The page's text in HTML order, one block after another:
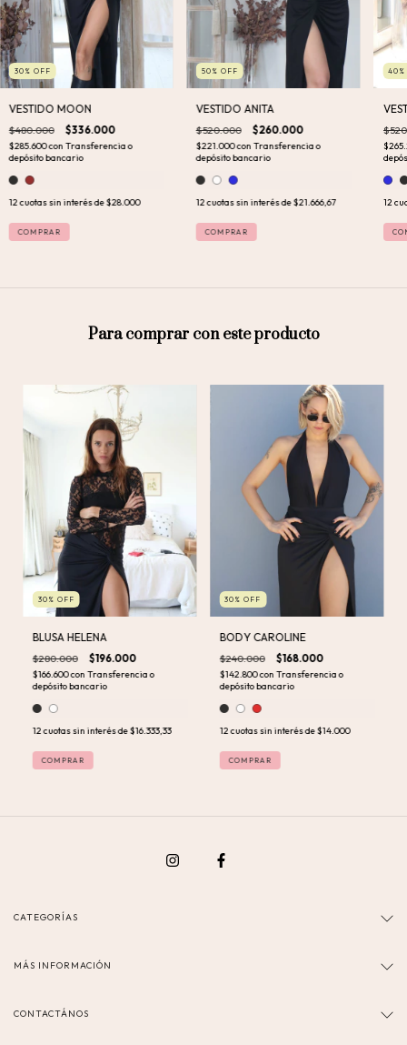
30 % OFF
VESTIDO MOON
$480.000 $336.000
$285.600con Transferencia o
depósito bancario
12 cuotas sin interés de$28.000
COMPRAR
50 % OFF
VESTIDO ANITA
$520.000 $260.000
$221.000con Transferencia o
depósito bancario
12 cuotas sin interés de$21.666,67
COMPRAR
40
12
Para comprar con este producto
30 % OFF
BLUSA HELENA
$280.000 $196.000
$166.600con Transferencia o
depósito bancario
12 cuotas sin interés de$16.333,33
COMPRAR
30 %OFF
BODY CAROLINE
$240.000 $168.000
$142.800con Transferencia o
depósito bancario
12cuotas sin interés de$14.000
COMPRAR
CATEGORÍAS
MÁS INFORMACIÓN
CONTACTÁNOS